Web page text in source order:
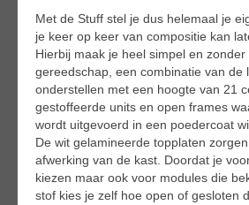
Met de Stuff stel je dus helemaal je
je keer op keer van compositie kan
Hierbij maak je heel simpel en zonder
gereedschap, een combinatie van de
onderstellen met een hoogte van 21
gestoffeerde units en open frames
wordt uitgevoerd in een poedercoat
De wit gelamineerde topplaten
afwerking van de kast. Doordat je
kiezen maar ook voor modules die
stof kies je zelf hoe open of gesloten